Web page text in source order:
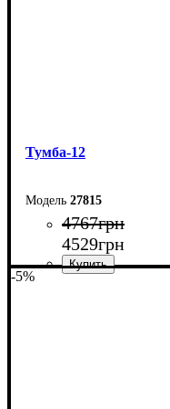
Тумба-12
27815
4767грн
4529грн
-5%